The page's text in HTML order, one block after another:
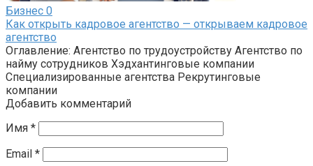
Бизнес 0
Как открыть кадровое агентство — открываем кадровое
агентство
Оглавление: Агентство по трудоустройству Агентство по
найму сотрудников Хэдхантинговые компании
Специализированные агентства Рекрутинговые
компании
Добавить комментарий
Имя *
Email *